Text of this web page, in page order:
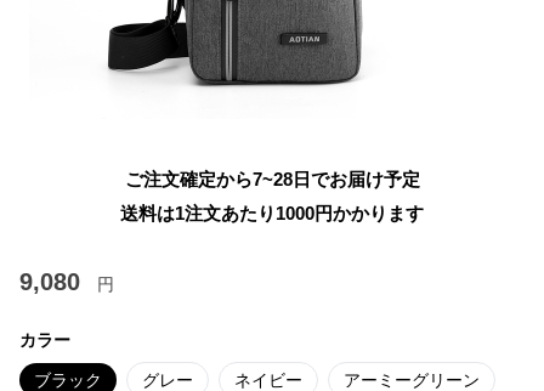
ご注文確定から7~28日でお届け予定
送料は1注文あたり 1000円かかります
9,080 円
カラー
ブラック グレー ネイビー アーミーグリーン